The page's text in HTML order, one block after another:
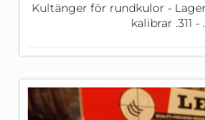
Kultänger för rundkulor -
kalibrar .311 -